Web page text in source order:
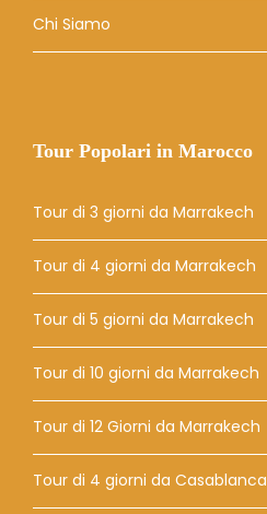
Chi Siamo
Tour Popolari in Marocco
Tour di 3 giorni da Marrakech
Tour di 4 giorni da Marrakech
Tour di 5 giorni da Marrakech
Tour di 10 giorni da Marrakech
Tour di 12 Giorni da Marrakech
Tour di 4 giorni da Casablanca